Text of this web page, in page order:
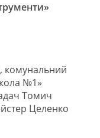
комунальний
№1»
Томич
Целенко